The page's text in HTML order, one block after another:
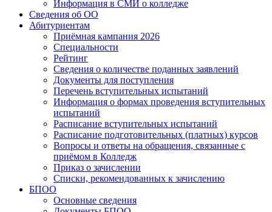
Информация в СМИ о колледже
Сведения об ОО
Абитуриентам
Приёмная кампания 2026
Специальности
Рейтинг
Сведения о количестве поданных заявлений
Документы для поступления
Перечень вступительных испытаний
Информация о формах проведения вступительных
испытаний
Расписание вступительных испытаний
Расписание подготовительных (платных) курсов
Вопросы и ответы на обращения, связанные с
приёмом в Колледж
Приказ о зачислении
Списки, рекомендованных к зачислению
БПОО
Основные сведения